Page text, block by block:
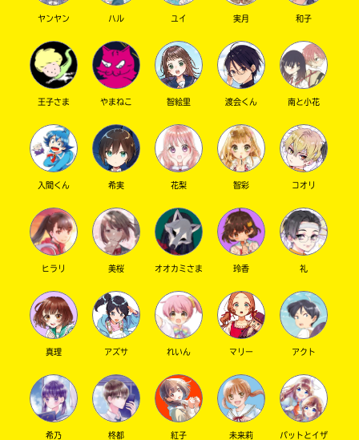
Loading ..
ヤンヤン ハル ユイ 実月 和子
王子さま やまねこ 智絵里 渡会くん 南と小花
入間くん 希実 花梨 智彩 コオリ
ヒラリ 美桜 オオカミさま 玲香 礼
真理 アズサ れいん マリー アクト
希乃 柊都 紅子 未来莉
パットとイザ
入